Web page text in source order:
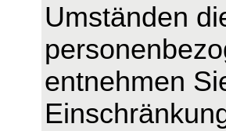
Umständen
entnehmen